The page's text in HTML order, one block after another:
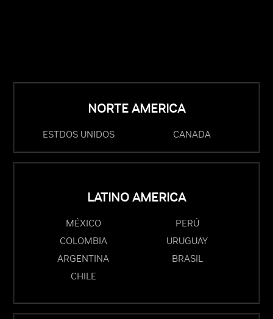
NORTE AMERICA
ESTDOS UNIDOS CANADA
LATINO AMERICA
MÉXICO
PERÚ
COLOMBIA
URUGUAY
ARGENTINA
BRASIL
CHILE